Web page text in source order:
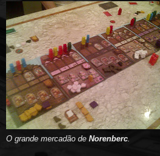
O grande mercadão de Norenberc